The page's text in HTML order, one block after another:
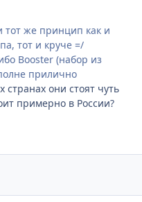
тот же принцип как и
тот и круче =/
Booster (набор из
прилично
странах они стоят чуть
примерно в России?